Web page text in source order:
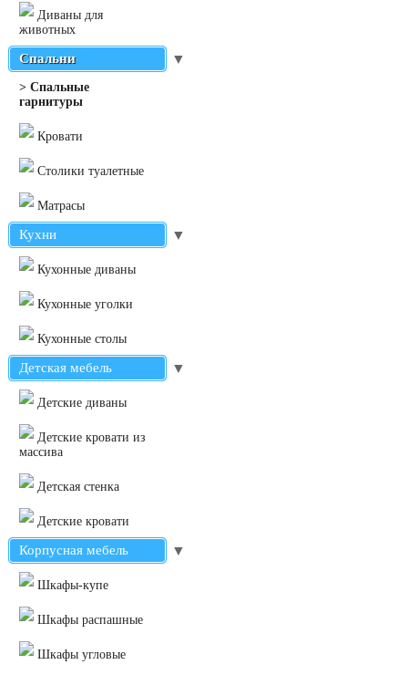
Диваны для
животных
Спальни ▼
> Cпальные
гарнитуры
Кровати
Столики туалетные
Матрасы
Кухни ▼
Кухонные диваны
Кухонные уголки
Кухонные столы
Детская мебель ▼
Детские диваны
Детские кровати из
массива
Детская стенка
Детские кровати
Корпусная мебель ▼
Шкафы-купе
Шкафы распашные
Шкафы угловые